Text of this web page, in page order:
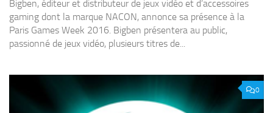
Bigben, éditeur et distributeur de jeux vidéo et d’accessoires
gaming dont la marque NACON, annonce sa présence à la
Paris Games Week 2016. Bigben présentera au public,
passionné de jeux vidéo, plusieurs titres de...
0